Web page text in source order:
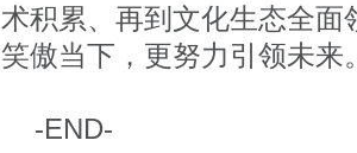
术积累、再到文化生态全
笑傲当下，更努力引领未来
-END-